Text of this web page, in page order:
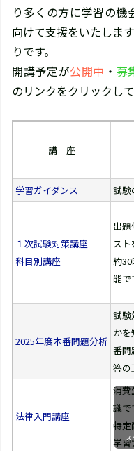
り多くの方に学習の機
向けて支援をいたしま
りです。
開講予定が公開中 ・ 募
のリンクをクリックし
講 座
学習ガイダンス 試験
１次試験対策講座
科目別講座
出題
スト
約
能で
2025年度本番問題分析
試験
かを
番問
答の
法律入門講座
消費
識で
特定
学習